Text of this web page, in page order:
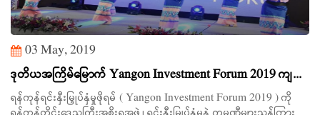
03 May, 2019
ဒုတိယအကြိမ်မြောက် Yangon Investment Forum 2019 ကျ...
ရန်ကုန်ရင်းနှီးမြှုပ်နှံမှုဖိုရမ် ( Yangon Investment Forum 2019 ) ကို